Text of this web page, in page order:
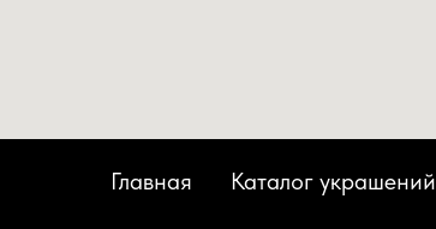
Главная Каталог украшений